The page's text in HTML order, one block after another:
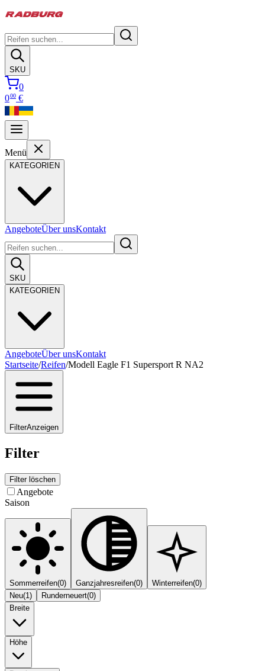
SKU
0
000 €
Menü
KATEGORIEN
AngeboteÜber unsKontakt
SKU
KATEGORIEN
AngeboteÜber unsKontakt
Startseite/Reifen/Modell Eagle F1 Supersport R NA2
FilterAnzeigen
Filter
Filter löschen
Angebote
Saison
Sommerreifen(0) Ganzjahresreifen(0) Winterreifen(0)
Neu(1) Runderneuert(0)
Breite
Höhe